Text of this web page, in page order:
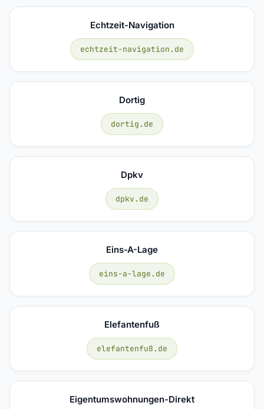
Echtzeit-Navigation
echtzeit-navigation.de
Dortig
dortig.de
Dpkv
dpkv.de
Eins-A-Lage
eins-a-lage.de
Elefantenfuß
elefantenfuß.de
Eigentumswohnungen-Direkt